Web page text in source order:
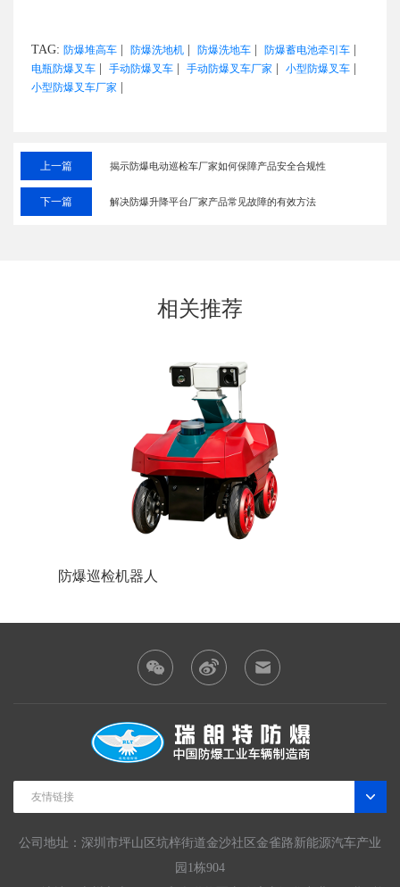
TAG: 防爆堆高车 防爆洗地机 防爆洗地车 防爆蓄电池牵引车
电瓶防爆叉车 手动防爆叉车 手动防爆叉车厂家 小型防爆叉车
小型防爆叉车厂家
上一篇 揭示防爆电动巡检车厂家如何保障产品安全合规性
下一篇 解决防爆升降平台厂家产品常见故障的有效方法
相关推荐
防爆巡检机器人
友情链接
公司地址：深圳市坪山区坑梓街道金沙社区金雀路新能源汽车产业
园1栋904